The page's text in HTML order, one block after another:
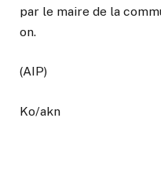
par le maire de la
on.
(AIP)
Ko/akn